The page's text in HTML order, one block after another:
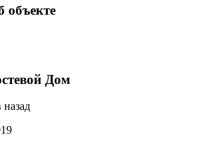
объекте
Дом
назад